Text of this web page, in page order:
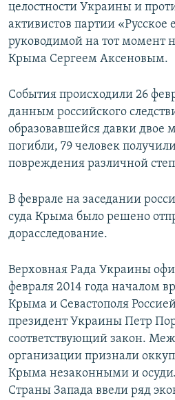
целостности Украины и
активистов партии «Русское
руководимой на тот момент
Крыма Сергеем Аксеновым.
События происходили 26
данным российского
образовавшейся давки
погибли, 79 человек
повреждения различной
В феврале на заседании
суда Крыма было решено
дорасследование.
Верховная Рада Украины
февраля 2014 года началом
Крыма и Севастополя
президент Украины Петр
соответствующий закон.
организации признали
Крыма незаконными и
Страны Запада ввели ряд